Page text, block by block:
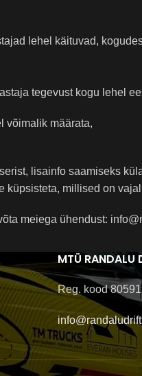
lehel käituvad,
tegevust kogu lehel
võimalik määrata,
lisainfo saamiseks
millised on
meiega ühendust:
MTÜ RANDALU
Reg. kood